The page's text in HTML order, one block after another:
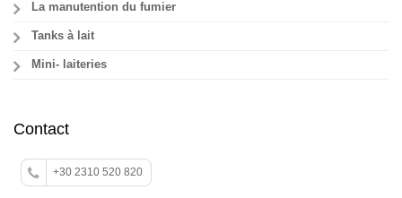
La manutention du fumier
Tanks à lait
Mini- laiteries
Contact
+30 2310 520 820